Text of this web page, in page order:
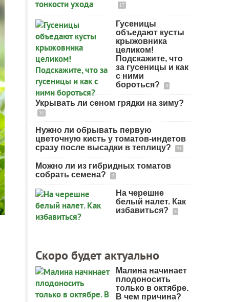
17
Гусеницы
объедают кусты
крыжовника
целиком!
Подскажите, что
за гусеницы и как
с ними
бороться?
3
Укрывать ли сеном грядки на зиму?
31
Нужно ли обрывать первую
цветочную кисть у томатов-индетов
сразу после высадки в теплицу?
21
Можно ли из гибридных томатов
собрать семена?
2
На черешне
белый налет. Как
избавиться?
4
Скоро будет актуально
Малина начинает
плодоносить
только в октябре.
В чем причина?